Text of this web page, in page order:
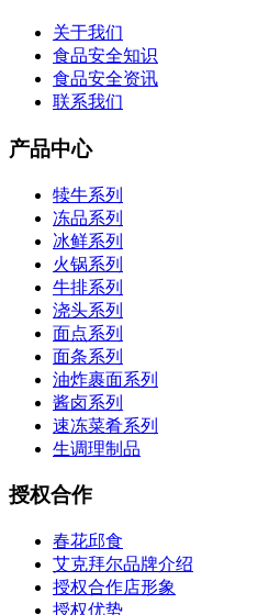
关于我们
食品安全知识
食品安全资讯
联系我们
产品中心
犊牛系列
冻品系列
冰鲜系列
火锅系列
牛排系列
浇头系列
面点系列
面条系列
油炸裹面系列
酱卤系列
速冻菜肴系列
生调理制品
授权合作
春花邱食
艾克拜尔品牌介绍
授权合作店形象
授权优势